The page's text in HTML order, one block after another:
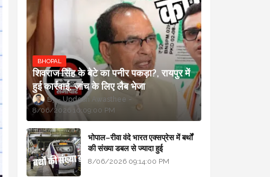
BHOPAL
शिवराज सिंह के बेटे का पनीर पकड़ा?, रायपुर में
हुई कार्रवाई, जांच के लिए लैब भेजा
Updesh Awasthee
8/06/2026 10:09:00 PM
भोपाल–रीवा वंदे भारत एक्सप्रेस में बर्थों
की संख्या डबल से ज्यादा हुई
8/06/2026 09:14:00 PM